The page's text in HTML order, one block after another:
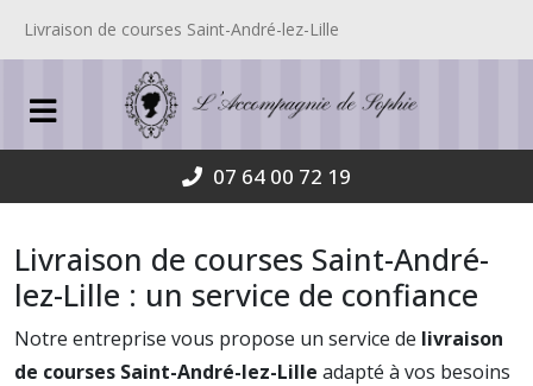
Livraison de courses Saint-André-lez-Lille
07 64 00 72 19
Livraison de courses Saint-André-
lez-Lille : un service de confiance
Notre entreprise vous propose un service de livraison
de courses Saint-André-lez-Lille adapté à vos besoins